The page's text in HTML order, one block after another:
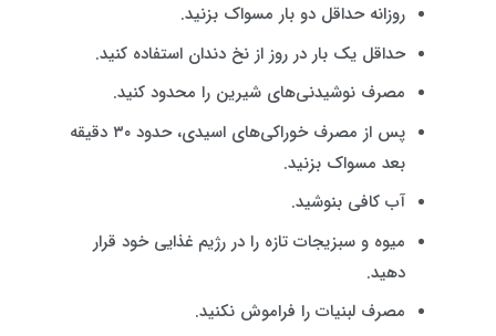
روزانه حداقل دو بار مسواک بزنید.
حداقل یک بار در روز از نخ دندان استفاده کنید.
مصرف نوشیدنی‌های شیرین را محدود کنید.
پس از مصرف خوراکی‌های اسیدی، حدود ۳۰ دقیقه
بعد مسواک بزنید.
آب کافی بنوشید.
میوه و سبزیجات تازه را در رژیم غذایی خود قرار
دهید.
مصرف لبنیات را فراموش نکنید.